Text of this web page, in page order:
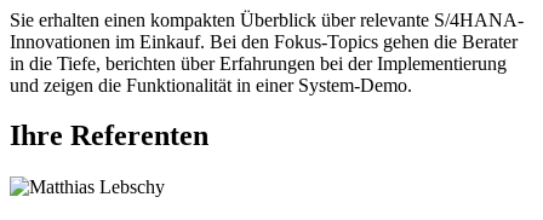
Sie erhalten einen kompakten Überblick über relevante S/4HANA-
Innovationen im Einkauf. Bei den Fokus-Topics gehen die Berater
in die Tiefe, berichten über Erfahrungen bei der Implementierung
und zeigen die Funktionalität in einer System-Demo.
Ihre Referenten